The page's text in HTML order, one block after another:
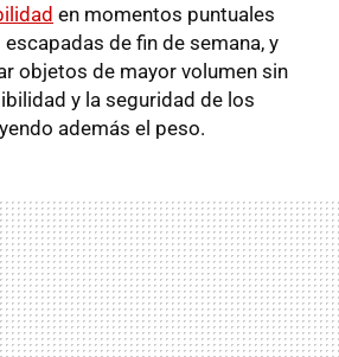
en momentos puntuales
de fin de semana, y
objetos de mayor volumen sin
y la seguridad de los
además el peso.